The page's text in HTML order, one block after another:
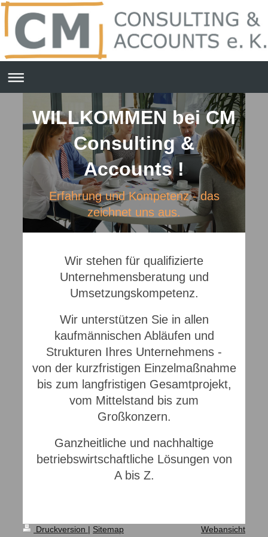
WILLKOMMEN bei CM
Consulting &
Accounts !
Erfahrung und Kompetenz - das
zeichnet uns aus.
Wir stehen für qualifizierte
Unternehmensberatung und
Umsetzungskompetenz.
Wir unterstützen Sie in allen
kaufmännischen Abläufen und
Strukturen Ihres Unternehmens -
von der kurzfristigen Einzelmaßnahme
bis zum langfristigen Gesamtprojekt,
vom Mittelstand bis zum
Großkonzern.
Ganzheitliche und nachhaltige
betriebswirtschaftliche Lösungen von
A bis Z.
Druckversion | Sitemap
Webansicht